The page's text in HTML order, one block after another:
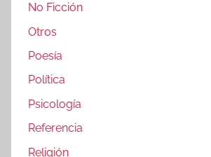
No Ficción
Otros
Poesía
Política
Psicología
Referencia
Religión